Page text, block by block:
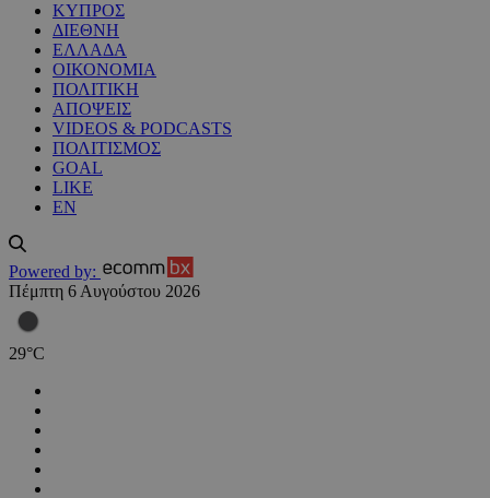
ΚΥΠΡΟΣ
ΔΙΕΘΝΗ
ΕΛΛΑΔΑ
ΟΙΚΟΝΟΜΙΑ
ΠΟΛΙΤΙΚΗ
ΑΠΟΨΕΙΣ
VIDEOS & PODCASTS
ΠΟΛΙΤΙΣΜΟΣ
GOAL
LIKE
EN
Powered by:
Πέμπτη 6 Αυγούστου 2026
29°C